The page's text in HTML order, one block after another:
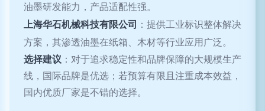
油墨研发能力，产品适配性强。
上海华石机械科技有限公司 ：提供工业标识整体解决
方案，其渗透油墨在纸箱、木材等行业应用广泛。
选择建议 ：对于追求稳定性和品牌保障的大规模生产
线，国际品牌是优选；若预算有限且注重成本效益，
国内优质厂家是不错的选择。